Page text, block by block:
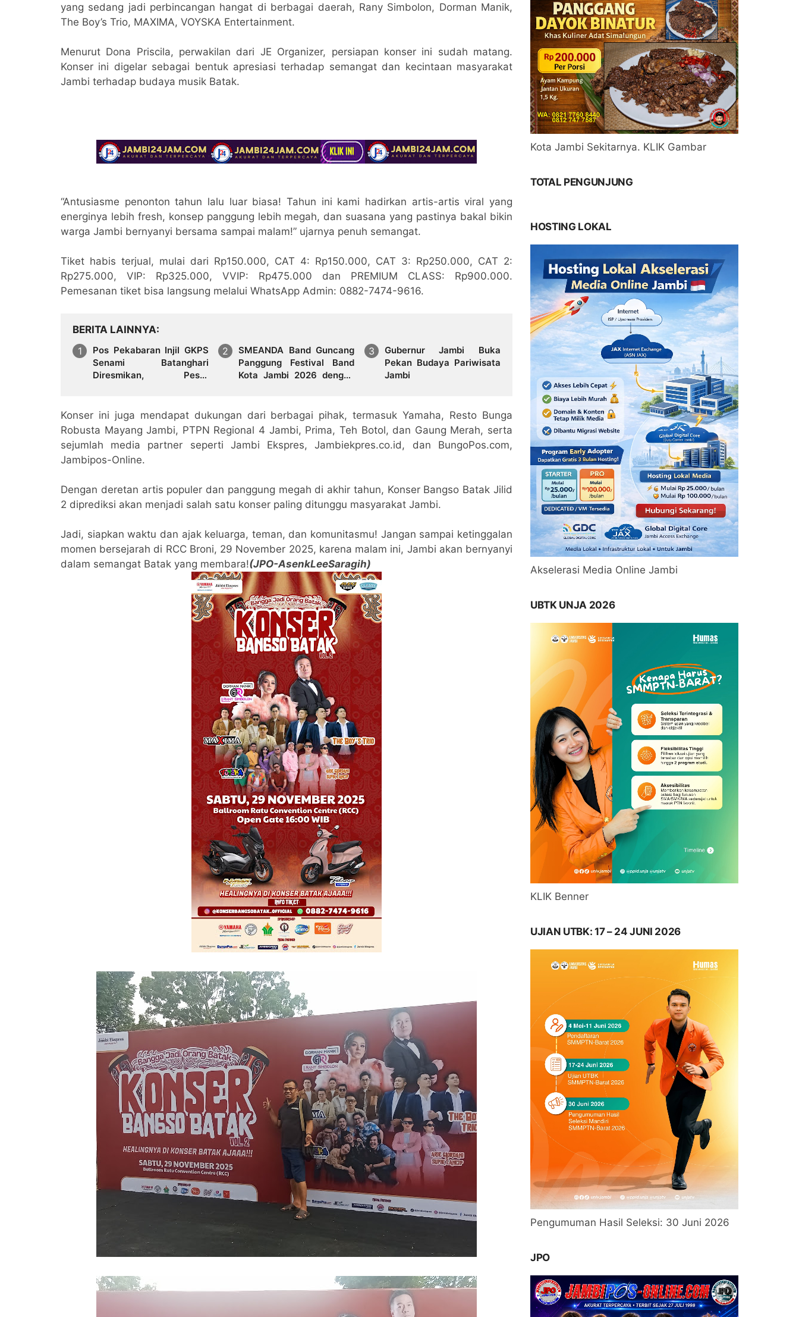
yang sedang jadi perbincangan hangat di berbagai daerah, Rany Simbolon, Dorman Manik,
The Boy’s Trio, MAXIMA, VOYSKA Entertainment.
Menurut Dona Priscila, perwakilan dari JE Organizer, persiapan konser ini sudah matang.
Konser ini digelar sebagai bentuk apresiasi terhadap semangat dan kecintaan masyarakat
Jambi terhadap budaya musik Batak.
“Antusiasme penonton tahun lalu luar biasa! Tahun ini kami hadirkan artis-artis viral yang
energinya lebih fresh, konsep panggung lebih megah, dan suasana yang pastinya bakal bikin
warga Jambi bernyanyi bersama sampai malam!” ujarnya penuh semangat.
Tiket habis terjual, mulai dari Rp150.000, CAT 4: Rp150.000, CAT 3: Rp250.000, CAT 2:
Rp275.000, VIP: Rp325.000, VVIP: Rp475.000 dan PREMIUM CLASS: Rp900.000.
Pemesanan tiket bisa langsung melalui WhatsApp Admin: 0882-7474-9616.
BERITA LAINNYA
Pos Pekabaran Injil GKPS
Senami Batanghari
Diresmikan, Pesta
SMEANDA Band Guncang
Panggung Festival Band
Kota Jambi 2026 dengan
Gubernur Jambi Buka
Pekan Budaya Pariwisata
Jambi
Konser ini juga mendapat dukungan dari berbagai pihak, termasuk Yamaha, Resto Bunga
Robusta Mayang Jambi, PTPN Regional 4 Jambi, Prima, Teh Botol, dan Gaung Merah, serta
sejumlah media partner seperti Jambi Ekspres, Jambiekpres.co.id, dan BungoPos.com,
Jambipos-Online.
Dengan deretan artis populer dan panggung megah di akhir tahun, Konser Bangso Batak Jilid
2 diprediksi akan menjadi salah satu konser paling ditunggu masyarakat Jambi.
Jadi, siapkan waktu dan ajak keluarga, teman, dan komunitasmu! Jangan sampai ketinggalan
momen bersejarah di RCC Broni, 29 November 2025, karena malam ini, Jambi akan bernyanyi
dalam semangat Batak yang membara!(JPO-AsenkLeeSaragih)
Kota Jambi Sekitarnya. KLIK Gambar
TOTAL PENGUNJUNG
HOSTING LOKAL
Akselerasi Media Online Jambi
UBTK UNJA 2026
KLIK Benner
UJIAN UTBK: 17 – 24 JUNI 2026
Pengumuman Hasil Seleksi: 30 Juni 2026
JPO